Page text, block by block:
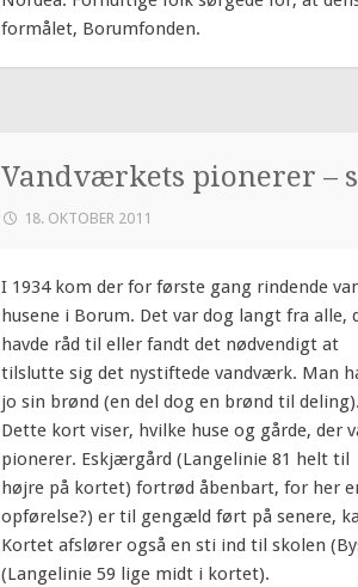
formålet, Borumfonden.
Vandværkets pionerer –
18. OKTOBER 2011
I 1934 kom der for første gang rindende
husene i Borum. Det var dog langt fra alle,
havde råd til eller fandt det nødvendigt at
tilslutte sig det nystiftede vandværk. Man
jo sin brønd (en del dog en brønd til deling).
Dette kort viser, hvilke huse og gårde, der
pionerer. Eskjærgård (Langelinie 81 helt til
højre på kortet) fortrød åbenbart, for her
opførelse?) er til gengæld ført på senere,
Kortet afslører også en sti ind til skolen
(Langelinie 59 lige midt i kortet).